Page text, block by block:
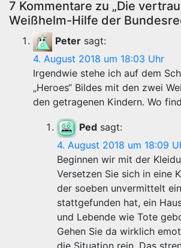
7 Kommentare zu „Die
Weißhelm-Hilfe der
Peter sagt:
4. August 2018 um 18:03 Uhr
Irgendwie stehe ich auf dem
„Heroes“ Bildes mit den zwei
den getragenen Kindern. Wo
Ped sagt:
4. August 2018 um 18:09
Beginnen wir mit der
Versetzen Sie sich in eine
der soeben unvermittelt
stattgefunden hat, ein
und Lebende wie Tote
Gehen Sie da wirklich
die Situation rein. Das